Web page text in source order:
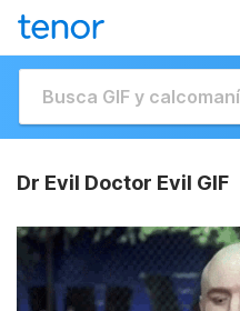
Dr Evil Doctor Evil GIF